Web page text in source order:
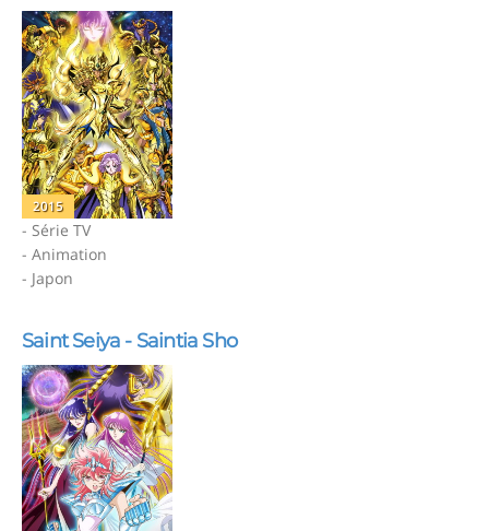
2015
- Série TV
- Animation
- Japon
Saint Seiya - Saintia Sho